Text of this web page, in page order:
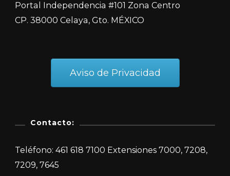
Portal Independencia #101 Zona Centro
CP. 38000 Celaya, Gto. MÉXICO
Aviso de Privacidad
Contacto:
Teléfono: 461 618 7100 Extensiones 7000, 7208,
7209, 7645